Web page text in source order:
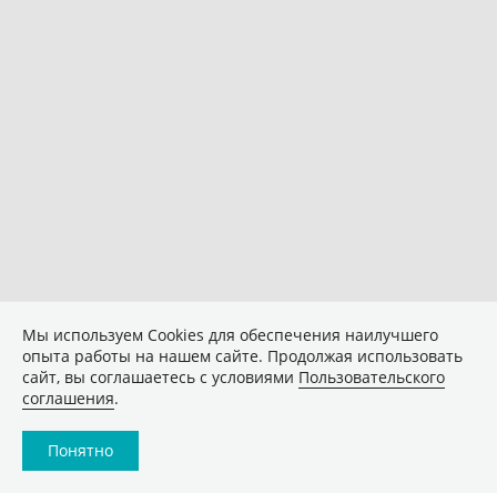
Мы используем Сookies для обеспечения наилучшего
опыта работы на нашем сайте. Продолжая использовать
сайт, вы соглашаетесь с условиями Пользовательского
соглашения.
Понятно